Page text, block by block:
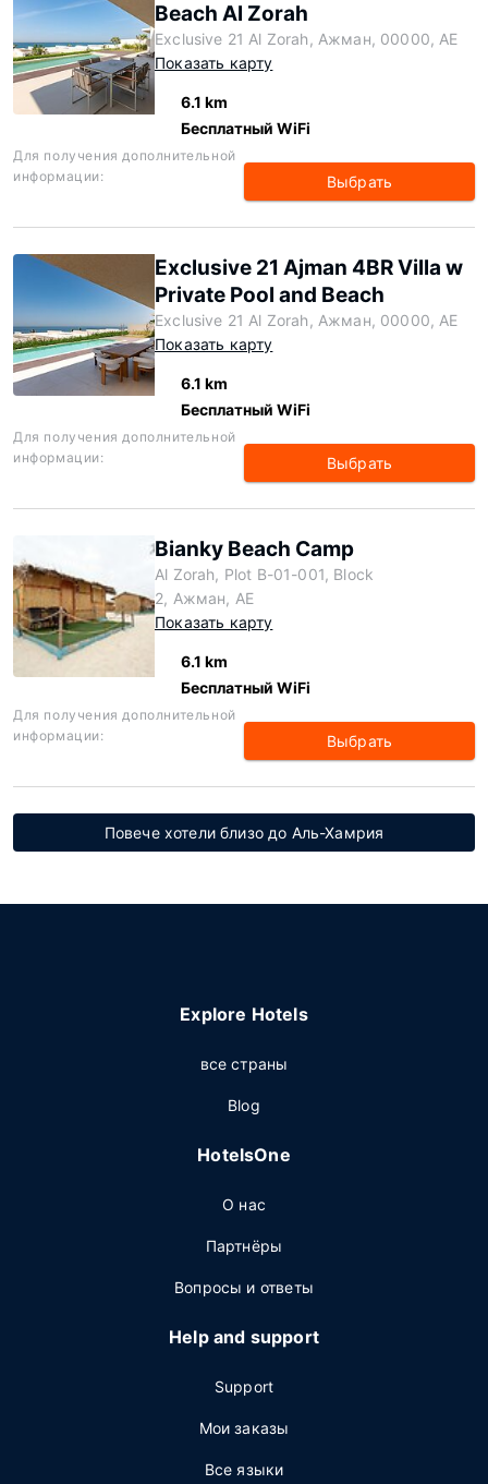
Beach Al Zorah
Exclusive 21 Al Zorah, Ажман, 00000, AE
Показать карту
6.1 km
Бесплатный WiFi
Для получения дополнительной
информации:
Выбрать
Exclusive 21 Ajman 4BR Villa w
Private Pool and Beach
Exclusive 21 Al Zorah, Ажман, 00000, AE
Показать карту
6.1 km
Бесплатный WiFi
Для получения дополнительной
информации:
Выбрать
Bianky Beach Camp
Al Zorah, Plot B-01-001, Block
2, Ажман, AE
Показать карту
6.1 km
Бесплатный WiFi
Для получения дополнительной
информации:
Выбрать
Повече хотели близо до Аль-Хамрия
Explore Hotels
все страны
Blog
HotelsOne
О нас
Партнёры
Вопросы и ответы
Help and support
Support
Мои заказы
Все языки